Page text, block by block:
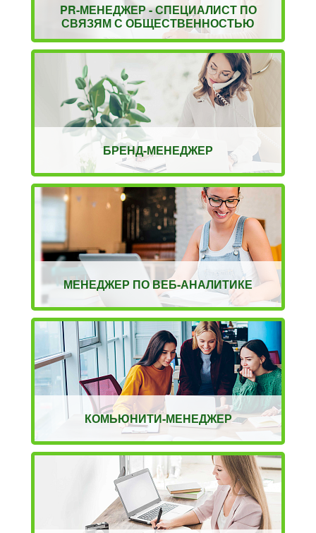
PR-МЕНЕДЖЕР - СПЕЦИАЛИСТ ПО
СВЯЗЯМ С ОБЩЕСТВЕННОСТЬЮ
БРЕНД-МЕНЕДЖЕР
МЕНЕДЖЕР ПО ВЕБ-АНАЛИТИКЕ
КОМЬЮНИТИ-МЕНЕДЖЕР